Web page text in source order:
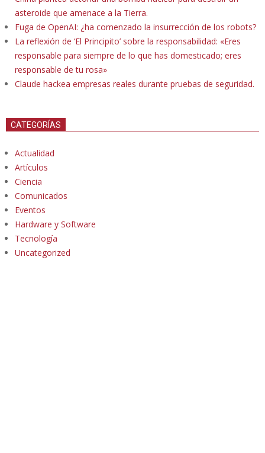
asteroide que amenace a la Tierra.
Fuga de OpenAI: ¿ha comenzado la insurrección de los robots?
La reflexión de ‘El Principito’ sobre la responsabilidad: «Eres
responsable para siempre de lo que has domesticado; eres
responsable de tu rosa»
Claude hackea empresas reales durante pruebas de seguridad.
CATEGORÍAS
Actualidad
Artículos
Ciencia
Comunicados
Eventos
Hardware y Software
Tecnología
Uncategorized